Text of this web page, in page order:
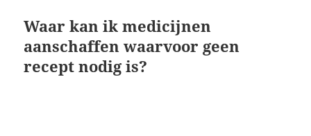
Waar kan ik medicijnen
aanschaffen waarvoor geen
recept nodig is?